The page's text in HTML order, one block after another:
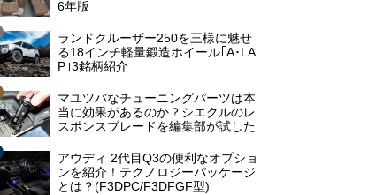
6年版
ランドクルーザー250を三様に魅せ
る18インチ軽量鍛造ホイール｢A･LA
P｣3銘柄紹介
マユツバなチューニングパーツは本
当に効果があるのか？シエクルのレ
スポンスブレードを編集部が試した
アウディ 2代目Q3の便利なオプショ
ンを紹介！テクノロジーパッケージ
とは？(F3DPC/F3DFGF型)